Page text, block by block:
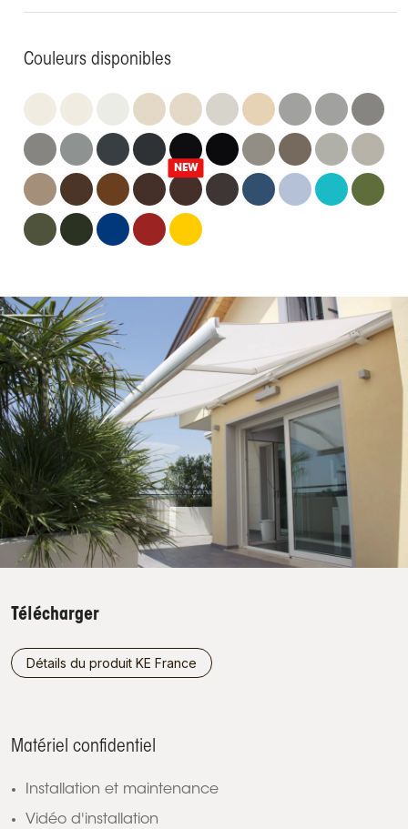
Couleurs disponibles
Télécharger
Détails du produit KE France
Matériel confidentiel
Installation et maintenance
Vidéo d'installation